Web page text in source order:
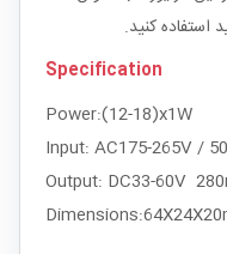
استفاده کنید.
Specification
Power:(12-18)x1W
Input: AC175-265V /
Output: DC33-60V